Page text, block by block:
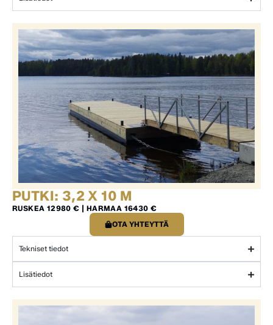
PUTKI: 3,2 X 10 M
RUSKEA 12980 € | HARMAA 16430 €
OTA YHTEYTTÄ
Tekniset tiedot
Lisätiedot